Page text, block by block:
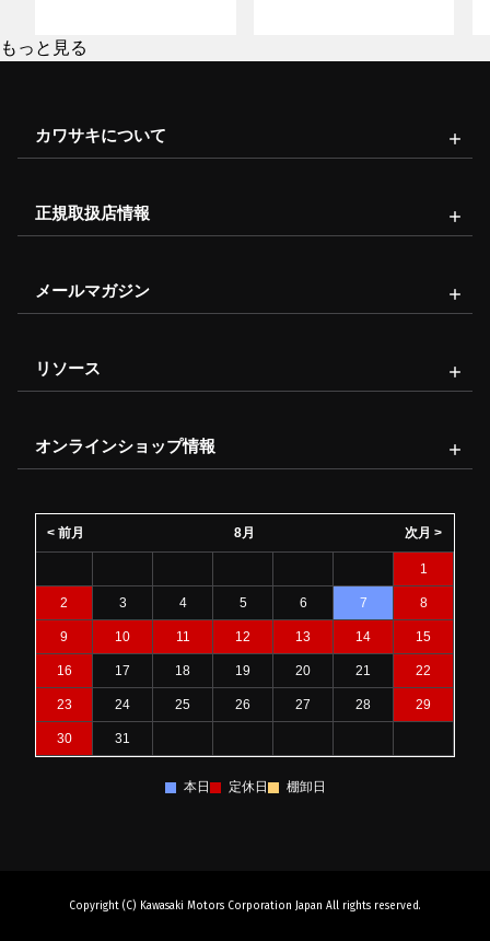
もっと見る
カワサキについて
正規取扱店情報
メールマガジン
リソース
オンラインショップ情報
8月
< 前月 次月 >
1
2 3 4 5 6 7 8
9 10 11 12 13 14 15
16 17 18 19 20 21 22
23 24 25 26 27 28 29
30 31
本日 定休日 棚卸日
Copyright (C) Kawasaki Motors Corporation Japan All rights reserved.